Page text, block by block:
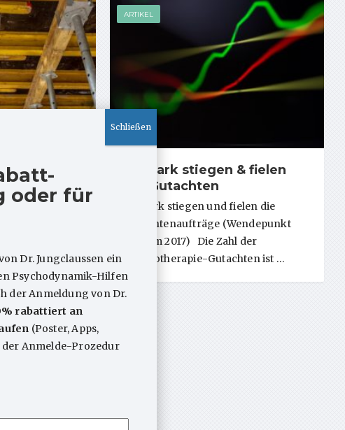
erlaubt?
Arbeiten in
ARTIKEL
So stark stiegen & fielen
die Gutachten
So stark stiegen und fielen die
Gutachtenaufträge (Wendepunkt
Reform 2017) Die Zahl der
Psychotherapie-Gutachten ist …
oder für
Dr. Jungclaussen ein
Psychodynamik-Hilfen
der Anmeldung von Dr.
rabattiert an
(Poster, Apps,
der Anmelde-Prozedur